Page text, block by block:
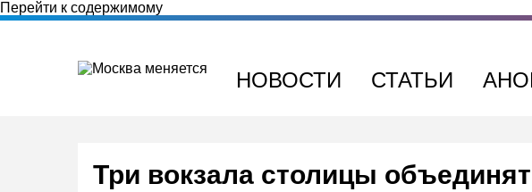
Перейти к содержимому
НОВОСТИ СТАТЬИ
Три вокзала столицы